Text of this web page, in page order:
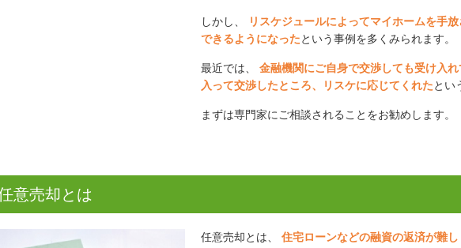
しかし、
リスケジュールによってマイホームを手
できるようになった という事例を多くみられます。
最近では、 金融機関にご自身で交渉しても受け入
入って交渉したところ、リスケに応じてくれた とい
まずは専門家にご相談されることをお勧めします。
意売却とは
任意売却とは、 住宅ローンなどの融資の返済が難